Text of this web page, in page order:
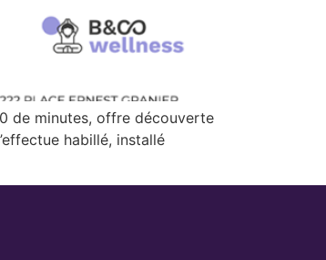
de minutes, offre découverte
habillé, installé